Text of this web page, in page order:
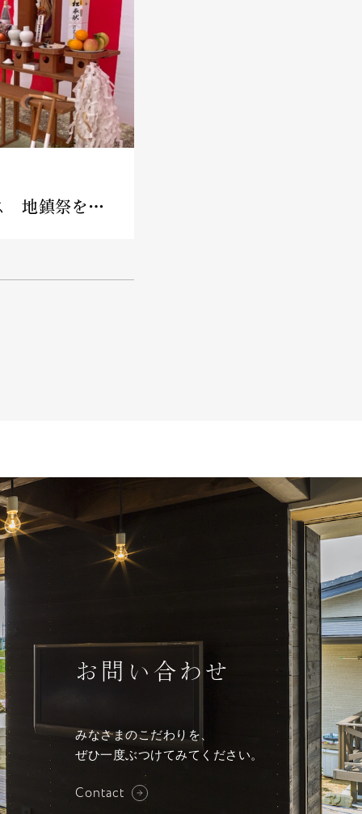
大阪のコートハウス 地鎮祭を行いました
お問い合わせ
みなさまのこだわりを、
ぜひ一度ぶつけてみてください。
Contact